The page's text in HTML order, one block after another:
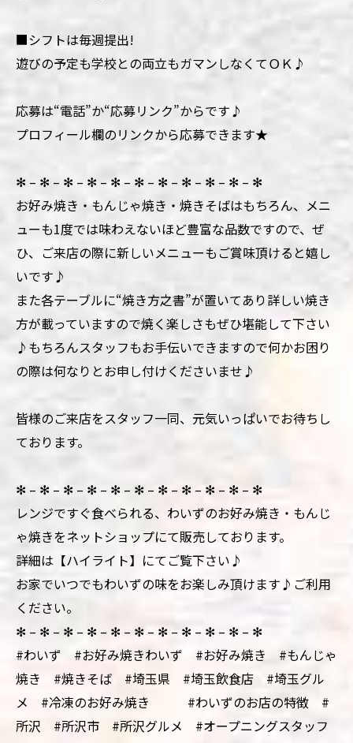
■シフトは毎週提出!
遊びの予定も学校との両立もガマンしなくてＯＫ♪
応募は“電話”か“応募リンク”からです♪
プロフィール欄のリンクから応募できます★
✻ – ✻ – ✻ – ✻ – ✻ – ✻ – ✻ – ✻ – ✻ – ✻ – ✻
お好み焼き・もんじゃ焼き・焼きそばはもちろん、メニ
ューも1度では味わえないほど豊富な品数ですので、ぜ
ひ、ご来店の際に新しいメニューもご賞味頂けると嬉し
いです♪
また各テーブルに“焼き方之書”が置いてあり詳しい焼き
方が載っていますので焼く楽しさもぜひ堪能して下さい
♪もちろんスタッフもお手伝いできますので何かお困り
の際は何なりとお申し付けくださいませ♪
皆様のご来店をスタッフ一同、元気いっぱいでお待ちし
ております。
✻ – ✻ – ✻ – ✻ – ✻ – ✻ – ✻ – ✻ – ✻ – ✻ – ✻
レンジですぐ食べられる、わいずのお好み焼き・もんじ
ゃ焼きをネットショップにて販売しております。
詳細は【ハイライト】にてご覧下さい♪
お家でいつでもわいずの味をお楽しみ頂けます♪ご利用
ください。
✻ – ✻ – ✻ – ✻ – ✻ – ✻ – ✻ – ✻ – ✻ – ✻ – ✻
#わいず #お好み焼きわいず #お好み焼き #もんじゃ
焼き #焼きそば #埼玉県 #埼玉飲食店 #埼玉グル
メ #冷凍のお好み焼き #わいずのお店の特徴 #
所沢 #所沢市 #所沢グルメ #オープニングスタッフ